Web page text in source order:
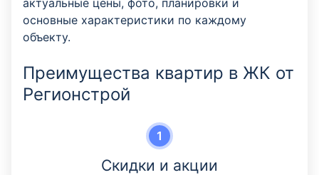
актуальные цены, фото, планировки и
основные характеристики по каждому
объекту.
Преимущества квартир в ЖК от
Регионстрой
Скидки и акции